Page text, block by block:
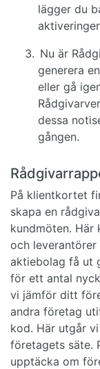
lägger du
Nu är
generera
eller gå
dessa
gången.
På klientkortet
skapa en
kundmöten. Här
och
aktiebolag få ut
för ett antal
vi jämför ditt
andra företag
kod. Här utgår
företagets säte.
upptäcka om